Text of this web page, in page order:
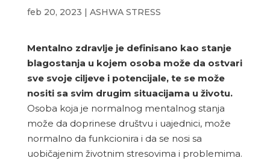
feb 20, 2023 | ASHWA STRESS
Mentalno zdravlje je definisano kao stanje
blagostanja u kojem osoba može da ostvari
sve svoje ciljeve i potencijale, te se može
nositi sa svim drugim situacijama u životu.
Osoba koja je normalnog mentalnog stanja
može da doprinese društvu i uajednici, može
normalno da funkcionira i da se nosi sa
uobičajenim životnim stresovima i problemima.